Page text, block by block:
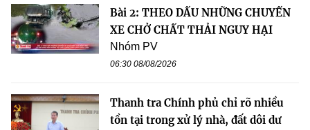
Bài 2: THEO DẤU NHỮNG CHUYẾN
XE CHỞ CHẤT THẢI NGUY HẠI
Nhóm PV
06:30 08/08/2026
Thanh tra Chính phủ chỉ rõ nhiều
tồn tại trong xử lý nhà, đất dôi dư